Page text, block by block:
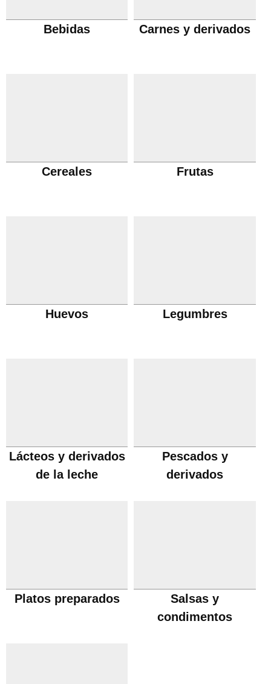
Bebidas Carnes y derivados
Cereales Frutas
Huevos Legumbres
Lácteos y derivados
de la leche
Pescados y
derivados
Platos preparados
Salsas y
condimentos